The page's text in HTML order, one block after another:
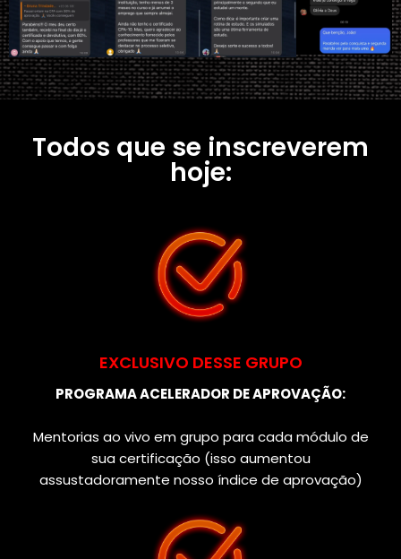
Todos que se inscreverem
hoje:
EXCLUSIVO DESSE GRUPO
PROGRAMA ACELERADOR DE APROVAÇÃO:
Mentorias ao vivo em grupo para cada módulo de
sua certificação (isso aumentou
assustadoramente nosso índice de aprovação)